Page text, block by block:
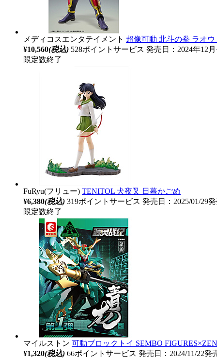
メディコスエンタテイメント 超像可動 北斗の拳 ラオウ
¥10,560(税込) 528ポイントサービス 発売日：2024年12
限定数終了
FuRyu(フリュー) TENITOL 犬夜叉 日暮かごめ
¥6,380(税込) 319ポイントサービス 発売日：2025/01/29
限定数終了
マイルストン 可動ブロックトイ SEMBO
¥1,320(税込) 66ポイントサービス 発売日：2024/11/22発